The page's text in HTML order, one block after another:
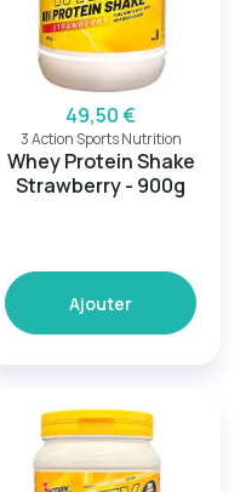
49,50 €
3 Action Sports Nutrition
Whey Protein Shake
Strawberry - 900g
Ajouter